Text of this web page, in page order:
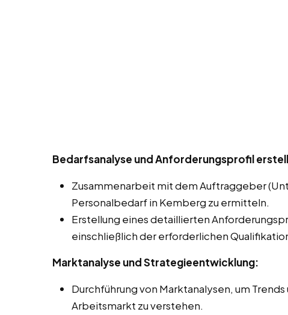
Bedarfsanalyse und Anforderungsprofil
Zusammenarbeit mit dem Auftraggeber
Personalbedarf in Kemberg zu ermitteln.
Erstellung eines detaillierten
einschließlich der erforderlichen
Marktanalyse und Strategieentwicklung:
Durchführung von Marktanalysen, um
Arbeitsmarkt zu verstehen.